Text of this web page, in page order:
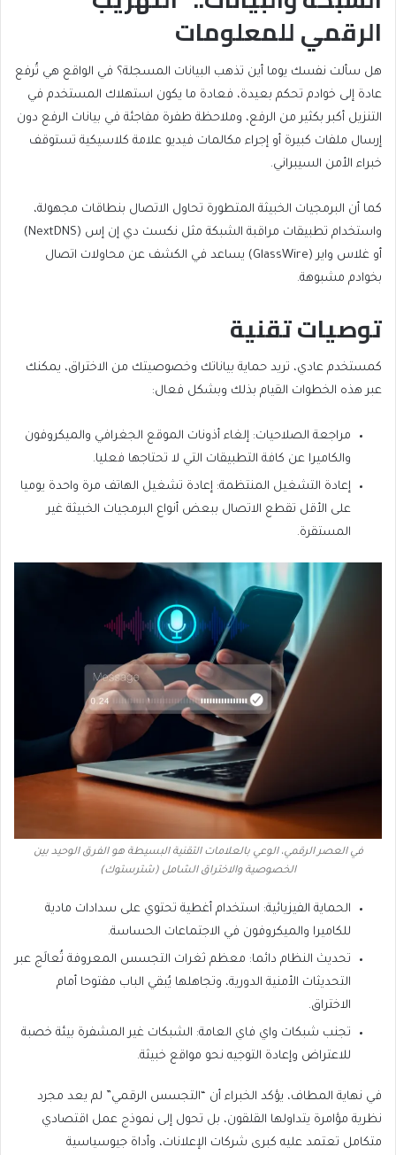
الرقمي للمعلومات
هل سألت نفسك يوما أين تذهب البيانات المسجلة؟ في الواقع هي تُرفع
عادة إلى خوادم تحكم بعيدة، فعادة ما يكون استهلاك المستخدم في
التنزيل أكبر بكثير من الرفع، وملاحظة طفرة مفاجئة في بيانات الرفع دون
إرسال ملفات كبيرة أو إجراء مكالمات فيديو علامة كلاسيكية تستوقف
خبراء الأمن السيبراني.
كما أن البرمجيات الخبيثة المتطورة تحاول الاتصال بنطاقات مجهولة،
واستخدام تطبيقات مراقبة الشبكة مثل نكست دي إن إس (NextDNS)
أو غلاس واير (GlassWire) يساعد في الكشف عن محاولات اتصال
بخوادم مشبوهة.
توصيات تقنية
كمستخدم عادي، تريد حماية بياناتك وخصوصيتك من الاختراق، يمكنك
عبر هذه الخطوات القيام بذلك وبشكل فعال:
مراجعة الصلاحيات: إلغاء أذونات الموقع الجغرافي والميكروفون
والكاميرا عن كافة التطبيقات التي لا تحتاجها فعليا.
إعادة التشغيل المنتظمة: إعادة تشغيل الهاتف مرة واحدة يوميا
على الأقل تقطع الاتصال ببعض أنواع البرمجيات الخبيثة غير
المستقرة.
في العصر الرقمي، الوعي بالعلامات التقنية البسيطة هو الفرق الوحيد بين
الخصوصية والاختراق الشامل (شترستوك)
الحماية الفيزيائية: استخدام أغطية تحتوي على سدادات مادية
للكاميرا والميكروفون في الاجتماعات الحساسة.
تحديث النظام دائما: معظم ثغرات التجسس المعروفة تُعالَج عبر
التحديثات الأمنية الدورية، وتجاهلها يُبقي الباب مفتوحا أمام
الاختراق.
تجنب شبكات واي فاي العامة: الشبكات غير المشفرة بيئة خصبة
للاعتراض وإعادة التوجيه نحو مواقع خبيثة.
في نهاية المطاف، يؤكد الخبراء أن “التجسس الرقمي” لم يعد مجرد
نظرية مؤامرة يتداولها القلقون، بل تحول إلى نموذج عمل اقتصادي
متكامل تعتمد عليه كبرى شركات الإعلانات، وأداة جيوسياسية